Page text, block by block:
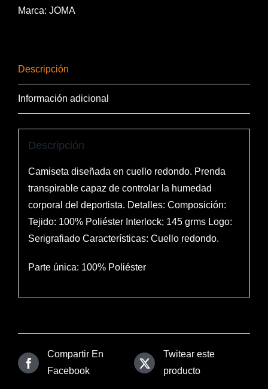
Marca: JOMA
Descripción
Información adicional
Descripción
Camiseta diseñada en cuello redondo. Prenda
transpirable capaz de controlar la humedad
corporal del deportista. Detalles: Composición:
Tejido: 100% Poliéster Interlock; 145 grms Logo:
Serigrafiado Características: Cuello redondo.
Parte única: 100% Poliéster
Compartir En
Facebook
Twitear este
producto